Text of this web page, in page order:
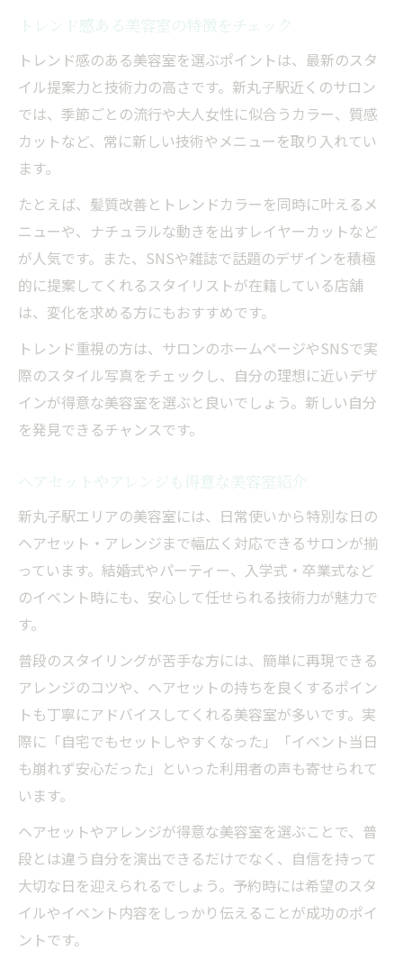
トレンド感ある美容室の特徴をチェック
トレンド感のある美容室を選ぶポイントは、最新のスタ
イル提案力と技術力の高さです。新丸子駅近くのサロン
では、季節ごとの流行や大人女性に似合うカラー、質感
カットなど、常に新しい技術やメニューを取り入れてい
ます。
たとえば、髪質改善とトレンドカラーを同時に叶えるメ
ニューや、ナチュラルな動きを出すレイヤーカットなど
が人気です。また、SNSや雑誌で話題のデザインを積極
的に提案してくれるスタイリストが在籍している店舗
は、変化を求める方にもおすすめです。
トレンド重視の方は、サロンのホームページやSNSで実
際のスタイル写真をチェックし、自分の理想に近いデザ
インが得意な美容室を選ぶと良いでしょう。新しい自分
を発見できるチャンスです。
ヘアセットやアレンジも得意な美容室紹介
新丸子駅エリアの美容室には、日常使いから特別な日の
ヘアセット・アレンジまで幅広く対応できるサロンが揃
っています。結婚式やパーティー、入学式・卒業式など
のイベント時にも、安心して任せられる技術力が魅力で
す。
普段のスタイリングが苦手な方には、簡単に再現できる
アレンジのコツや、ヘアセットの持ちを良くするポイン
トも丁寧にアドバイスしてくれる美容室が多いです。実
際に「自宅でもセットしやすくなった」「イベント当日
も崩れず安心だった」といった利用者の声も寄せられて
います。
ヘアセットやアレンジが得意な美容室を選ぶことで、普
段とは違う自分を演出できるだけでなく、自信を持って
大切な日を迎えられるでしょう。予約時には希望のスタ
イルやイベント内容をしっかり伝えることが成功のポイ
ントです。